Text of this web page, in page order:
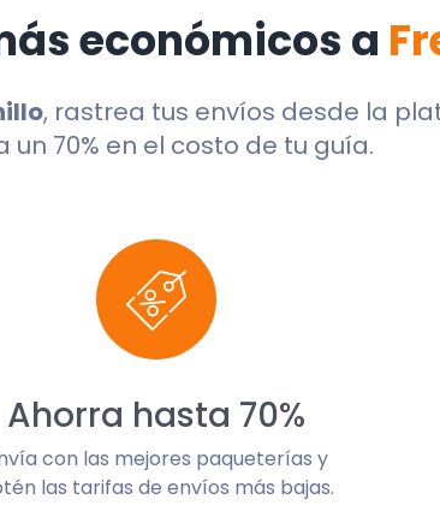
económicos a
, rastrea tus envíos desde la
un 70% en el costo de tu guía.
Ahorra hasta 70%
con las mejores paqueterías y
las tarifas de envíos más bajas.